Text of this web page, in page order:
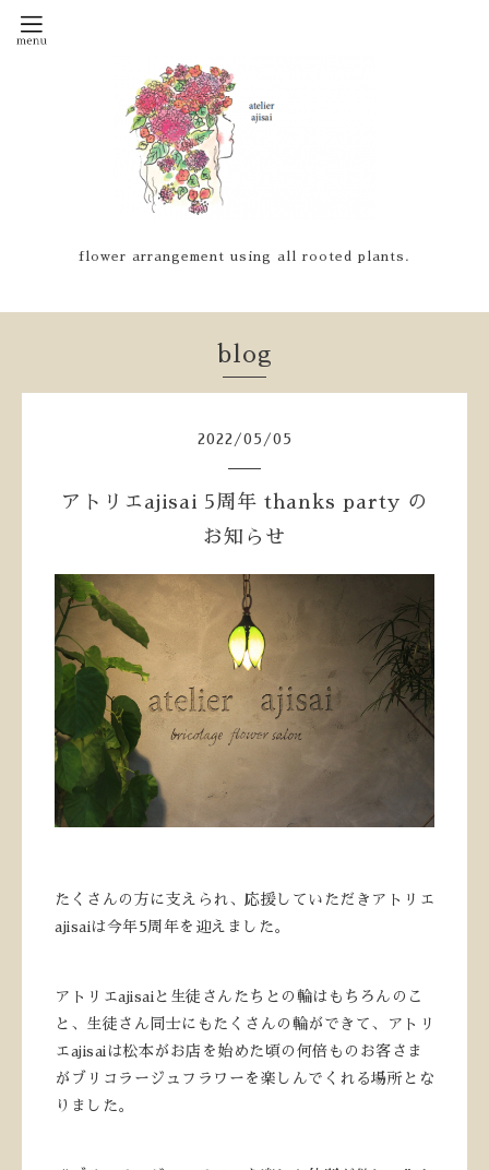
flower arrangement using all rooted plants.
blog
2022 /05 /05
アトリエajisai 5周年 thanks party の
お知らせ
たくさんの方に支えられ、応援していただきアトリエ
ajisaiは今年5周年を迎えました。
アトリエajisaiと生徒さんたちとの輪はもちろんのこ
と、生徒さん同士にもたくさんの輪ができて、アトリ
エajisaiは松本がお店を始めた頃の何倍ものお客さま
がブリコラージュフラワーを楽しんでくれる場所とな
りました。